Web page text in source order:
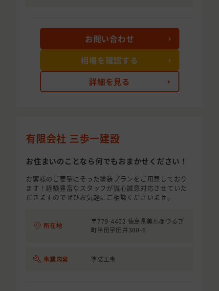
詳細を見る
お問い合わせ
相場を確認する
有限会社 三歩一建設
お住まいのことなら何でもおまかせください！
お客様のご要望にそった塗装プランをご用意しており
ます！経験豊富なスタッフが誠心誠意対応させていた
だきますのでぜひお気軽にご相談くださいませ。
所在地
〒779-4402 徳島県美馬郡つるぎ
町半田字田井300-6
事業内容 塗装工事